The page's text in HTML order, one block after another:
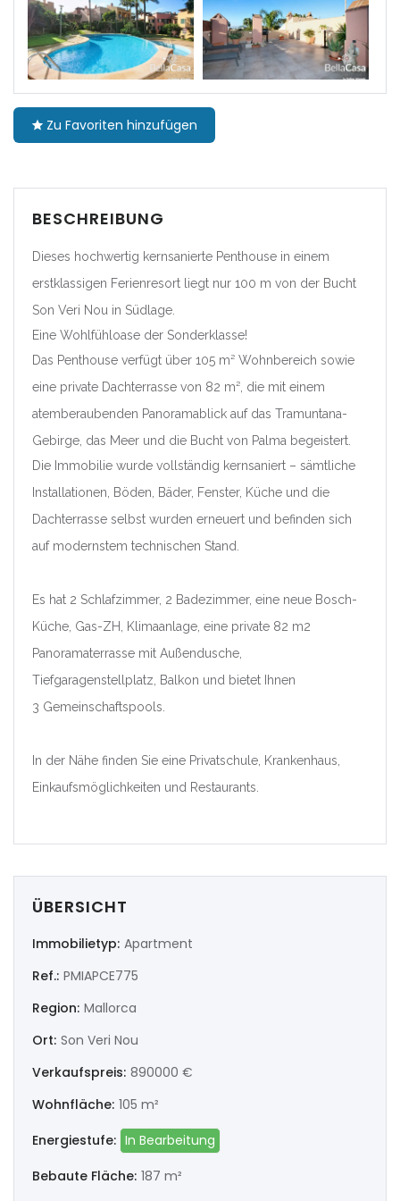
Cataluña
|-Barcelona
|-Girona
Comunidad Foral de Navarra
|-Navarra
Comunitat Valenciana
|-Castellón/Castelló
|-Valencia/València
Extremadura
|-Badajoz
|-Cáceres
Frankreich
|-A Coruña
|-Ourense
|-Formentera
|-Ibiza
|-Alaro
|-Alcudia
Zu Favoriten hinzufügen
BESCHREIBUNG
Dieses hochwertig kernsanierte Penthouse in einem
erstklassigen Ferienresort liegt nur 100 m von der Bucht
Son Veri Nou in Südlage.
Eine Wohlfühloase der Sonderklasse!
Das Penthouse verfügt über 105 m² Wohnbereich sowie
eine private Dachterrasse von 82 m², die mit einem
atemberaubenden Panoramablick auf das Tramuntana-
Gebirge, das Meer und die Bucht von Palma begeistert.
Die Immobilie wurde vollständig kernsaniert – sämtliche
Installationen, Böden, Bäder, Fenster, Küche und die
Dachterrasse selbst wurden erneuert und befinden sich
auf modernstem technischen Stand.
Es hat 2 Schlafzimmer, 2 Badezimmer, eine neue Bosch-
Küche, Gas-ZH, Klimaanlage, eine private 82 m2
Panoramaterrasse mit Außendusche,
Tiefgaragenstellplatz, Balkon und bietet Ihnen
3 Gemeinschaftspools.
In der Nähe finden Sie eine Privatschule, Krankenhaus,
Einkaufsmöglichkeiten und Restaurants.
ÜBERSICHT
Immobilietyp: Apartment
Ref.: PMIAPCE775
Region: Mallorca
Ort: Son Veri Nou
Verkaufspreis: 890000 €
Wohnfläche: 105 m²
Energiestufe: In Bearbeitung
Bebaute Fläche: 187 m²